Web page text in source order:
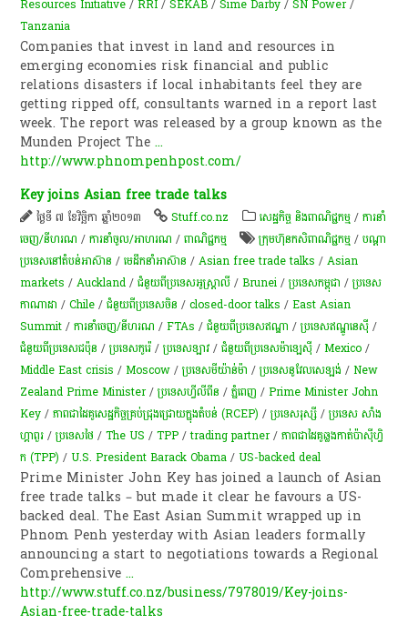
Resources Initiative /RRI /SEKAB /Sime Darby /SN Power/
Tanzania
Companies that invest in land and resources in
emerging economies risk financial and public
relations disasters if local inhabitants feel they are
getting ripped off, consultants warned in a report last
week. The report was released by a group known as the
Munden Project The...
http://www.phnompenhpost.com/
Key joins Asian free trade talks
ថ្ងៃទី ៧ ខែវិច្ឆិកា ឆ្នាំ២០១៣ Stuff.co.nz សេដ្ឋកិច្ច និងពាណិជ្ជកម្ម /ការនាំ
ចេញ/នីហរណ /ការនាំចូល/អាហរណ /ពាណិជ្ជកម្ម ​ក្រុមហ៊ុន​កសិពាណិជ្ជកម្ម /បណ្តា​​
ប្រទេស​​នៅ​តំបន់​​អាស៊ាន​ /មេដឹកនាំអាស៊ាន /Asian free trade talks /Asian
markets /Auckland /ជំនួយពីប្រទេសអូស្ត្រាលី /Brunei /ប្រទេសកម្ពុជា /ប្រទេស
កាណាដា /Chile /ជំនួយពីប្រទេសចិន /closed-door talks /East Asian
Summit /ការនាំចេញ/នីហរណ /FTAs /ជំនួយពីប្រទេសឥណ្ឌា /ប្រទេសឥណ្ឌូនេស៊ី /
ជំនួយពីប្រទេសជប៉ុន /ប្រទេសកូរ៉េ /ប្រទេសឡាវ /ជំនួយពីប្រទេសម៉ាឡេស៊ី​​/Mexico /
Middle East crisis /Moscow /ប្រទេសមីយ៉ាន់ម៉ា /ប្រទេសនូវែលសេឡង់ /New
Zealand Prime Minister/ប្រទេសហ្វីលីពីន /ភ្នំពេញ /Prime Minister John
Key /ភាពជាដៃគូសេដ្ឋកិច្ចគ្រប់ជ្រុងជ្រោយក្នុងតំបន់ (RCEP) /ប្រទេសរុស្សី /ប្រទេស សាំង
ហ្គាពួរ /ប្រទេសថៃ /The US /TPP /trading partner/ភាព​ជា​ដៃគូ​ឆ្លងកាត់​ប៉ា​ស៊ី​ហ្វិ​
ក (TPP) /U.S. President Barack Obama /US-backed deal
Prime Minister John Key has joined a launch of Asian
free trade talks – but made it clear he favours a US-
backed deal. The East Asian Summit wrapped up in
Phnom Penh yesterday with Asian leaders formally
announcing a start to negotiations towards a Regional
Comprehensive...
http://www.stuff.co.nz/business/7978019/Key-joins-
Asian-free-trade-talks